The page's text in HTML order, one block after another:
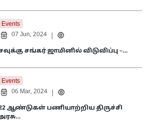
Events
07 Jun, 2024
சங்கர் ஜாமினில் விடுவிப்பு –…
Events
06 Mar, 2024
ஆண்டுகள் பணியாற்றிய திருச்சி